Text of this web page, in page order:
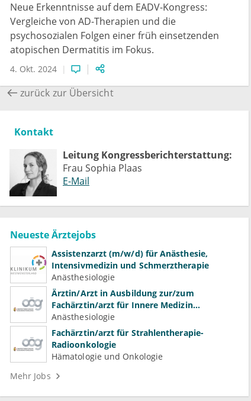
Neue Erkenntnisse auf dem EADV-Kongress:
Vergleiche von AD-Therapien und die
psychosozialen Folgen einer früh einsetzenden
atopischen Dermatitis im Fokus.
4. Okt. 2024
zurück zur Übersicht
Kontakt
Leitung Kongressberichterstattung:
Frau Sophia Plaas
E-Mail
Neueste Ärztejobs
Assistenzarzt (m/w/d) für Anästhesie,
Intensivmedizin und Schmerztherapie
Anästhesiologie
Ärztin/Arzt in Ausbildung zur/zum
Fachärztin/arzt für Innere Medizin
(Kardiologie, Nephrologie, Intensivmedizin)
Anästhesiologie
Fachärztin/arzt für Strahlentherapie-
Radioonkologie
Hämatologie und Onkologie
Mehr Jobs